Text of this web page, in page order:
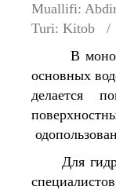
Muallifi:
Turi: Kitob
В
основных
делается
Для